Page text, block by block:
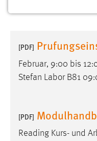
[PDF]
Februar, 9:00 bis
Stefan Labor B81
[PDF]
Reading Kurs- und
Website
Einverständnis
Zweck: